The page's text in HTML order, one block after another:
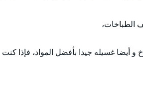
الطباخات،
أيضا غسيله جيدا بأفضل المواد، فإذا كنت